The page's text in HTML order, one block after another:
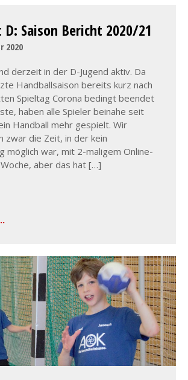
D: Saison Bericht 2020/21
2020
derzeit in der D-Jugend aktiv. Da
Handballsaison bereits kurz nach
Spieltag Corona bedingt beendet
haben alle Spieler beinahe seit
Handball mehr gespielt. Wir
zwar die Zeit, in der kein
möglich war, mit 2-maligem Online-
aber das hat […]